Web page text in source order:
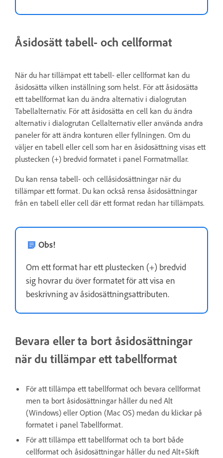
Åsidosätt tabell- och cellformat
När du har tillämpat ett tabell- eller cellformat kan du
åsidosätta vilken inställning som helst. För att åsidosätta
ett tabellformat kan du ändra alternativ i dialogrutan
Tabellalternativ. För att åsidosätta en cell kan du ändra
alternativ i dialogrutan Cellalternativ eller använda andra
paneler för att ändra konturen eller fyllningen. Om du
väljer en tabell eller cell som har en åsidosättning visas ett
plustecken (+) bredvid formatet i panel Formatmallar.
Du kan rensa tabell- och cellåsidosättningar när du
tillämpar ett format. Du kan också rensa åsidosättningar
från en tabell eller cell där ett format redan har tillämpats.
Obs!
Om ett format har ett plustecken (+) bredvid
sig hovrar du över formatet för att visa en
beskrivning av åsidosättningsattributen.
Bevara eller ta bort åsidosättningar
när du tillämpar ett tabellformat
För att tillämpa ett tabellformat och bevara cellformat
men ta bort åsidosättningar håller du ned Alt
(Windows) eller Option (Mac OS) medan du klickar på
formatet i panel Tabellformat.
För att tillämpa ett tabellformat och ta bort både
cellformat och åsidosättningar håller du ned Alt+Skift